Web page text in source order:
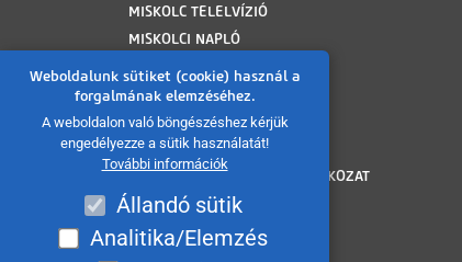
Weboldalunk sütiket (cookie) használ a
forgalmának elemzéséhez.
A weboldalon való böngészéshez kérjük
engedélyezze a sütik használatát!
További információk
Állandó sütik
Analitika/Elemzés
MISKOLC TELELVÍZIÓ
MISKOLCI NAPLÓ
FELHASZNÁLÁSI FELTÉTELEK
ADATVÉDELMI TÁJÉKOZTATÓ
SÜTI TÁJÉKOZTATÓ
AKADÁLYMENTESÍTÉSI NYILATKOZAT
KÖZÉRDEKŰ ADATOK
KÖZADATKERESŐ